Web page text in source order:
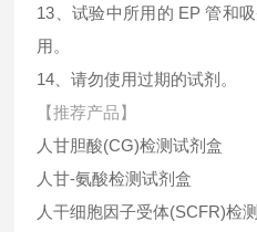
13、试验中所用的 EP 管和
用。
14、请勿使用过期的试剂。
【推荐产品】
人甘胆酸(CG)检测试剂盒
人甘-氨酸检测试剂盒
人干细胞因子受体(SCFR)检